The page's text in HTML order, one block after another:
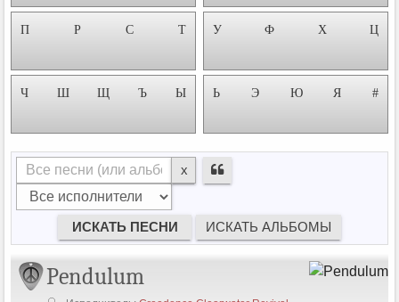
П Р С Т У Ф Х Ц
Ч Ш Щ Ъ Ы Ь Э Ю Я #
x
Pendulum